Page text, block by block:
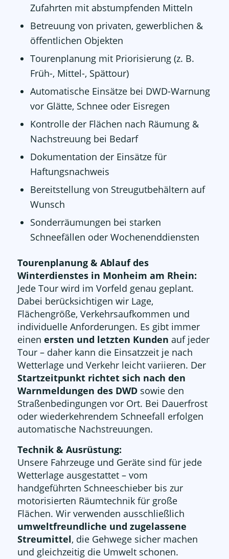
Zufahrten mit abstumpfenden Mitteln
Betreuung von privaten, gewerblichen &
öffentlichen Objekten
Tourenplanung mit Priorisierung (z. B.
Früh-, Mittel-, Spättour)
Automatische Einsätze bei DWD-Warnung
vor Glätte, Schnee oder Eisregen
Kontrolle der Flächen nach Räumung &
Nachstreuung bei Bedarf
Dokumentation der Einsätze für
Haftungsnachweis
Bereitstellung von Streugutbehältern auf
Wunsch
Sonderräumungen bei starken
Schneefällen oder Wochenenddiensten
Tourenplanung & Ablauf des
Winterdienstes in Monheim am Rhein:
Jede Tour wird im Vorfeld genau geplant.
Dabei berücksichtigen wir Lage,
Flächengröße, Verkehrsaufkommen und
individuelle Anforderungen. Es gibt immer
einen ersten und letzten Kunden auf jeder
Tour – daher kann die Einsatzzeit je nach
Wetterlage und Verkehr leicht variieren. Der
Startzeitpunkt richtet sich nach den
Warnmeldungen des DWDsowie den
Straßenbedingungen vor Ort. Bei Dauerfrost
oder wiederkehrendem Schneefall erfolgen
automatische Nachstreuungen.
Technik & Ausrüstung:
Unsere Fahrzeuge und Geräte sind für jede
Wetterlage ausgestattet – vom
handgeführten Schneeschieber bis zur
motorisierten Räumtechnik für große
Flächen. Wir verwenden ausschließlich
umweltfreundliche und zugelassene
Streumittel, die Gehwege sicher machen
und gleichzeitig die Umwelt schonen.